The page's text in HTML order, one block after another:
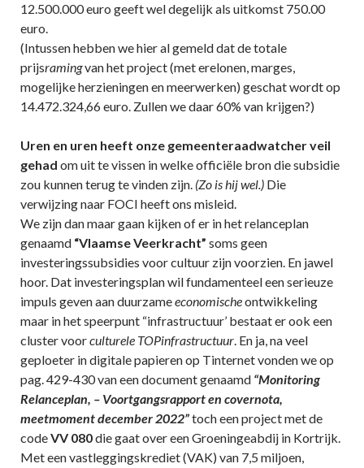
12.500.000 euro geeft wel degelijk als uitkomst 750.00
euro.
(Intussen hebben we hier al gemeld dat de totale
prijsramingvan het project (met erelonen, marges,
mogelijke herzieningen en meerwerken) geschat wordt op
14.472.324,66 euro. Zullen we daar 60% van krijgen?)
Uren en uren heeft onze gemeenteraadwatcher veil
gehad om uit te vissen in welke officiële bron die subsidie
zou kunnen terug te vinden zijn. (Zo is hij wel.) Die
verwijzing naar FOCI heeft ons misleid.
We zijn dan maar gaan kijken of er in het relanceplan
genaamd “Vlaamse Veerkracht” soms geen
investeringssubsidies voor cultuur zijn voorzien. En jawel
hoor. Dat investeringsplan wil fundamenteel een serieuze
impuls geven aan duurzameeconomischeontwikkeling
maar in het speerpunt “infrastructuur’ bestaat er ook een
cluster voorculturele TOPinfrastructuur. En ja, na veel
geploeter in digitale papieren op Tinternet vonden we op
pag. 429-430 van een document genaamd “Monitoring
Relanceplan, – Voortgangsrapport en covernota,
meetmoment december 2022”toch een project met de
codeVV 080die gaat over een Groeningeabdij in Kortrijk.
Met een vastleggingskrediet (VAK) van 7,5 miljoen,